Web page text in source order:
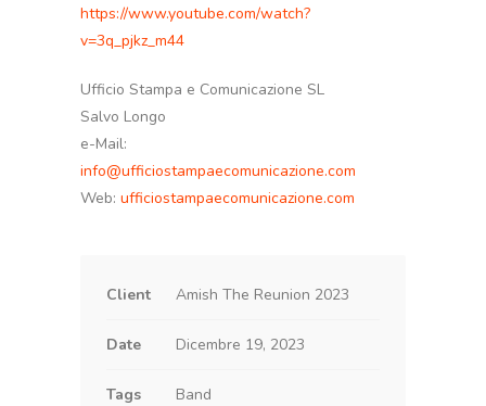
https://www.youtube.com/watch?
v=3q_pjkz_m44
Ufficio Stampa e Comunicazione SL
Salvo Longo
e-Mail:
info@ufficiostampaecomunicazione.com
Web: ufficiostampaecomunicazione.com
Client Amish The Reunion 2023
Date Dicembre 19, 2023
Tags Band